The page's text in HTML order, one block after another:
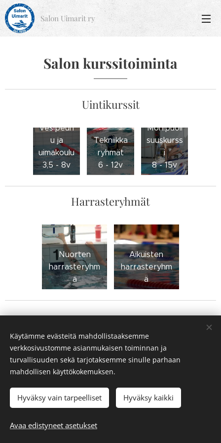
Salon Uimarit ry
Salon kurssitoiminta
Uintikurssit
Vesipeuh
u ja
uimakoulu
3,5 - 8v
Tekniikka
ryhmät
6 - 12v
Monipuoli
suuskurss
i
8 - 15v
Harrasteryhmät
Nuorten
harrasteryhm
ä
Aikuisten
harrasteryhm
ä
© Salon Uimarit ry 2024
Käytämme evästeitä mahdollistaaksemme
verkkosivustomme asianmukaisen toiminnan ja
turvallisuuden sekä tarjotaksemme sinulle parhaan
mahdollisen käyttökokemuksen.
Hyväksy vain tarpeelliset Hyväksy kaikki
Avaa edistyneet asetukset